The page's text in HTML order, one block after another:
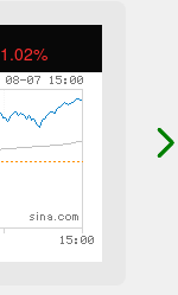
1.02%